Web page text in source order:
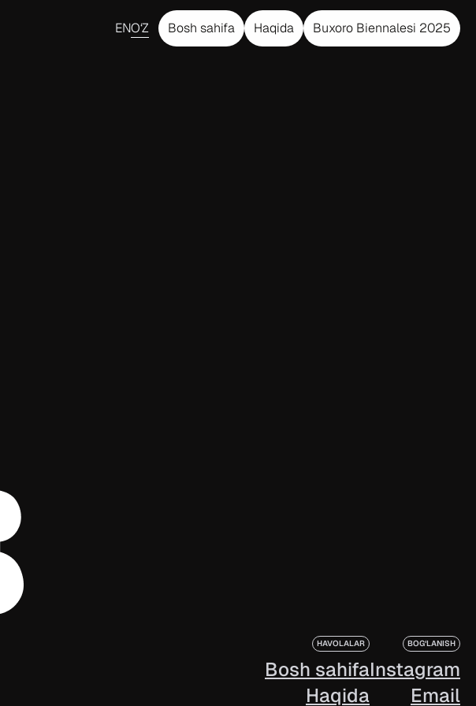
ENO‘Z Bosh sahifa Haqida Buxoro Biennalesi 2025
HAVOLALAR
Bosh sahifa
Haqida
BOG‘LANISH
Instagram
Email